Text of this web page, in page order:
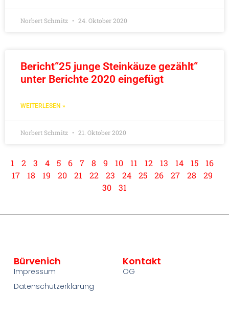
Norbert Schmitz 24. Oktober 2020
Bericht“25 junge Steinkäuze gezählt“
unter Berichte 2020 eingefügt
WEITERLESEN »
Norbert Schmitz 21. Oktober 2020
1 2 3 4 5 6 7 8 9 10 11 12 13 14 15
16
17
18 19 20 21 22 23 24 25 26 27 28
29
30
31
Bürvenich
Impressum
Datenschutzerklärung
Kontakt
OG